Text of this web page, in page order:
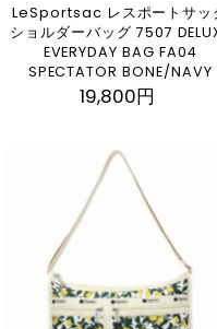
LeSportsac レスポートサッ
ショルダーバッグ 7507
EVERYDAY BAG FA04
SPECTATOR BONE/NAVY
19,800円